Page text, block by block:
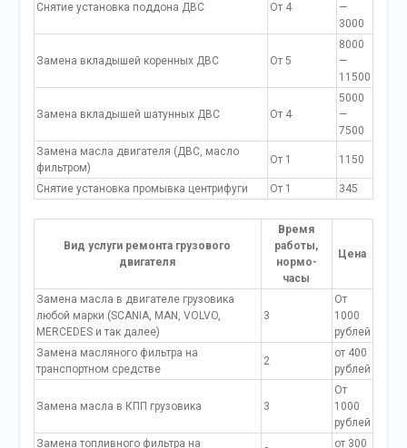
Снятие установка поддона ДВС От 4
—
3000
Замена вкладышей коренных ДВС От 5
8000
—
11500
Замена вкладышей шатунных ДВС От 4
5000
—
7500
Замена масла двигателя (ДВС, масло
фильтром)
От 1 1150
Снятие установка промывка центрифуги От 1 345
Вид услуги ремонта грузового
двигателя
Время
работы,
нормо-
часы
Цена
Замена масла в двигателе грузовика
любой марки (SCANIA, MAN, VOLVO,
MERCEDES и так далее)
3
От
1000
рублей
Замена масляного фильтра на
транспортном средстве
2
от 400
рублей
Замена масла в КПП грузовика 3
От
1000
рублей
Замена топливного фильтра на
от 300